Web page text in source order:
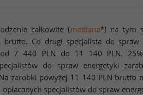
całkowite (mediana*) na tym
brutto. Co drugi specjalista do spraw
od7 440 PLN do 11 140 PLN.
do spraw energetyki
zarobki powyżej 11 140 PLN brutto
specjalistów do spraw